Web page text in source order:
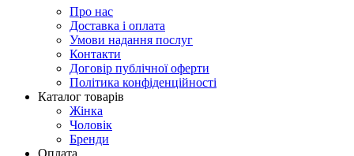
Про нас
Доставка і оплата
Умови надання послуг
Контакти
Договір публічної оферти
Політика конфіденційності
Каталог товарів
Жінка
Чоловік
Бренди
Оплата